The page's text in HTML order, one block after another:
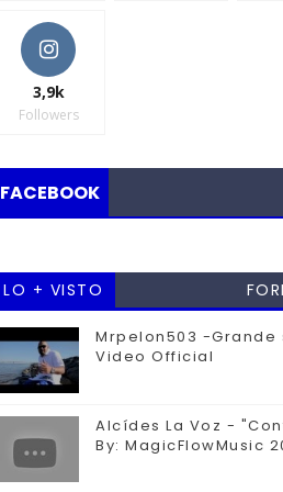
3,9k
Followers
FACEBOOK
LO + VISTO
Mrpelon503 -Grande
Video Official
Alcídes La Voz -
By: MagicFlowMusic